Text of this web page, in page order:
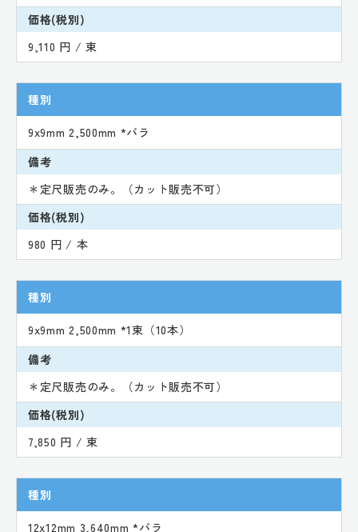
価格(税別)
9,110 円 / 束
種別
9x9mm 2,500mm *バラ
備考
＊定尺販売のみ。（カット販売不可）
価格(税別)
980 円 / 本
種別
9x9mm 2,500mm *1束（10本）
備考
＊定尺販売のみ。（カット販売不可）
価格(税別)
7,850 円 / 束
種別
12x12mm 3,640mm *バラ